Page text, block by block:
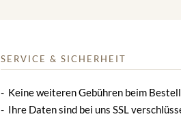
SERVICE & SICHERHEIT
Keine weiteren Gebühren beim
Ihre Daten sind bei uns SSL